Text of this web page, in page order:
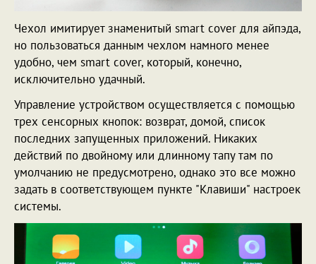
Чехол имитирует знаменитый smart cover для айпэда,
но пользоваться данным чехлом намного менее
удобно, чем smart cover, который, конечно,
исключительно удачный.
Управление устройством осуществляется с помощью
трех сенсорных кнопок: возврат, домой, список
последних запущенных приложений. Никаких
действий по двойному или длинному тапу там по
умолчанию не предусмотрено, однако это все можно
задать в соответствующем пункте "Клавиши" настроек
системы.